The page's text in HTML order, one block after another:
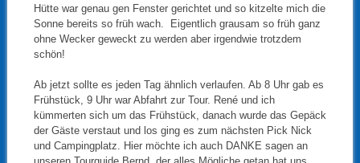
Hütte war genau gen Fenster gerichtet und so kitzelte mich die
Sonne bereits so früh wach. Eigentlich grausam so früh ganz
ohne Wecker geweckt zu werden aber irgendwie trotzdem
schön!
Ab jetzt sollte es jeden Tag ähnlich verlaufen. Ab 8 Uhr gab es
Frühstück, 9 Uhr war Abfahrt zur Tour. René und ich
kümmerten sich um das Frühstück, danach wurde das Gepäck
der Gäste verstaut und los ging es zum nächsten Pick Nick
und Campingplatz. Hier möchte ich auch DANKE sagen an